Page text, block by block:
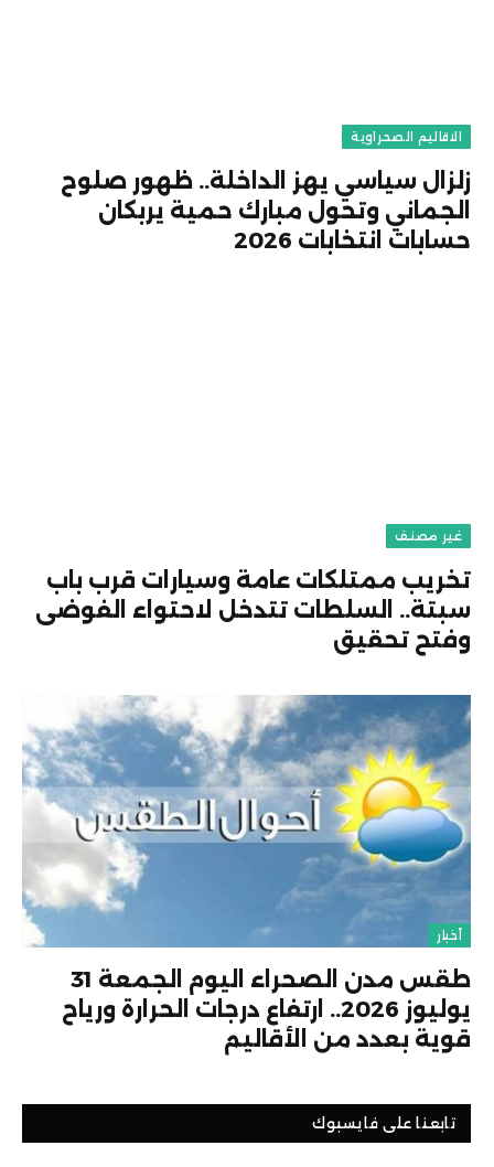
الاقاليم الصحراوية
زلزال سياسي يهز الداخلة.. ظهور صلوح
الجماني وتحول مبارك حمية يربكان
حسابات انتخابات 2026
غير مصنف
تخريب ممتلكات عامة وسيارات قرب باب
سبتة.. السلطات تتدخل لاحتواء الفوضى
وفتح تحقيق
أخبار
طقس مدن الصحراء اليوم الجمعة 31
يوليوز 2026.. ارتفاع درجات الحرارة ورياح
قوية بعدد من الأقاليم
تابعنا على فايسبوك